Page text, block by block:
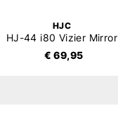
HJC
HJ-44 i80 Vizier Mirror
€ 69,95